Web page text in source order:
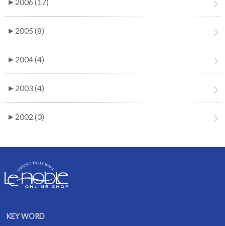
► 2005 (8)
► 2004 (4)
► 2003 (4)
► 2002 (3)
KEY WORD